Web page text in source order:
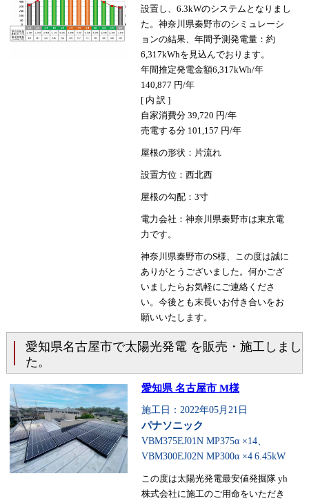
設置し、6.3kWのシステムとなりまし
た。神奈川県秦野市のシミュレーシ
ョンの結果、年間予測発電量：約
6,317kWhを見込んでおります。
年間推定発電金額6,317kWh/年
140,877 円/年
[ 内 訳 ]
自家消費分 39,720 円/年
売電する分 101,157 円/年
屋根の形状：片流れ
設置方位：西北西
屋根の勾配：3寸
電力会社：神奈川県秦野市は東京電
力です。
神奈川県秦野市のS様、この度は誠に
ありがとうございました。何かござ
いましたらお気軽にご連絡くださ
い。今後とも末長いお付き合いをお
願いいたします。
愛知県名古屋市で太陽光発電 を販売・施工しまし
た。
愛知県 名古屋市 M様
施工日：2022年05月21日
パナソニック
VBM375EJ01N MP375α ×14、
VBM300EJ02N MP300α ×4 6.45kW
この度は太陽光発電最安値発掘隊 yh
株式会社に施工のご用命をいただき